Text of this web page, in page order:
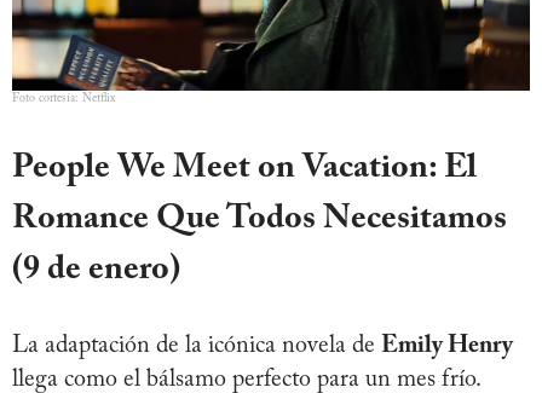
Foto cortesía: Netflix
People We Meet on Vacation: El
Romance Que Todos Necesitamos
(9 de enero)
La adaptación de la icónica novela de Emily Henry
llega como el bálsamo perfecto para un mes frío.